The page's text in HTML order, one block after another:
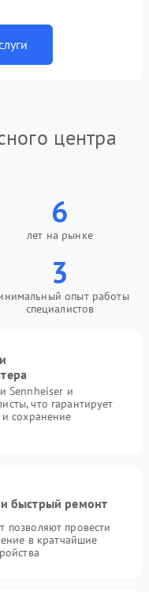
центра
6
лет на рынке
3
опыт работы
специалистов
Sennheiser и
что гарантирует
сохранение
и быстрый ремонт
провести
в кратчайшие